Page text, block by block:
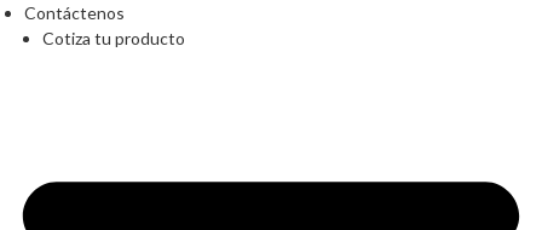
Contáctenos
Cotiza tu producto